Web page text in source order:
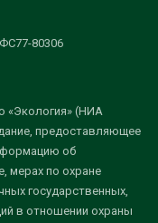
80306
«Экология» (НИА
предоставляющее
об
мерах по охране
государственных,
в отношении охраны